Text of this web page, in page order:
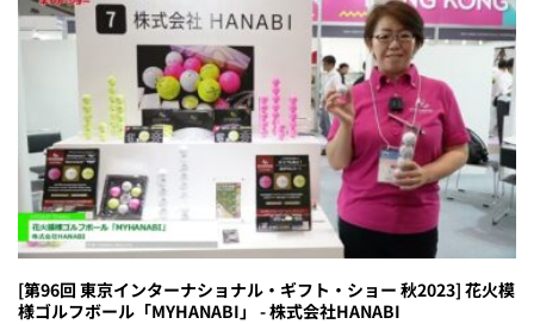
[第96回 東京インターナショナル・ギフト・ショー 秋2023] 花火模
様ゴルフボール「MYHANABI」 - 株式会社HANABI